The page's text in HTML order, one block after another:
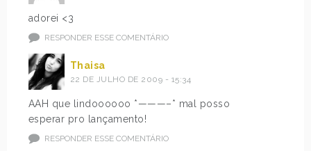
adorei <3
RESPONDER ESSE COMENTÁRIO
Thaisa
22 DE JULHO DE 2009 - 15:34
AAH que lindoooooo *———–* mal posso
esperar pro lançamento!
RESPONDER ESSE COMENTÁRIO